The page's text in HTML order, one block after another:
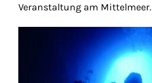
Veranstaltung am Mittelmeer.